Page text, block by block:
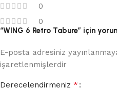
0
0
“WING 6 Retro Tabure” için
E-posta adresiniz
işaretlenmişlerdir
Derecelendirmeniz *